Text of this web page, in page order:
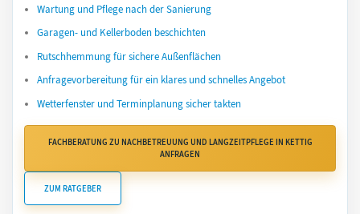
Wartung und Pflege nach der Sanierung
Garagen- und Kellerboden beschichten
Rutschhemmung für sichere Außenflächen
Anfragevorbereitung für ein klares und schnelles Angebot
Wetterfenster und Terminplanung sicher takten
FACHBERATUNG ZU NACHBETREUUNG UND LANGZEITPFLEGE IN KETTIG
ANFRAGEN
ZUM RATGEBER